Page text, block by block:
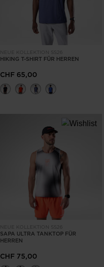
NEUE KOLLEKTION SS26
HIKING T-SHIRT FÜR HERREN
CHF 65,00
NEUE KOLLEKTION SS26
SAPA ULTRA TANKTOP FÜR
HERREN
CHF 75,00